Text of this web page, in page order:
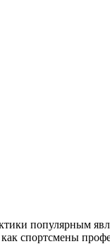
популярным
спортсмены